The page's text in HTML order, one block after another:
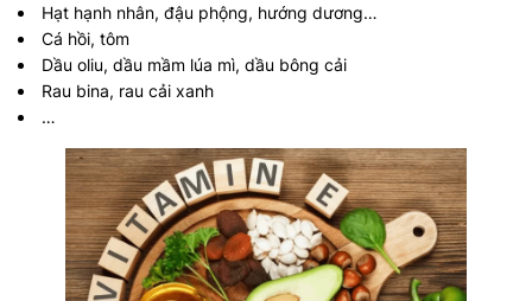
Hạt hạnh nhân, đậu phộng, hướng dương…
Cá hồi, tôm
Dầu oliu, dầu mầm lúa mì, dầu bông cải
Rau bina, rau cải xanh
…